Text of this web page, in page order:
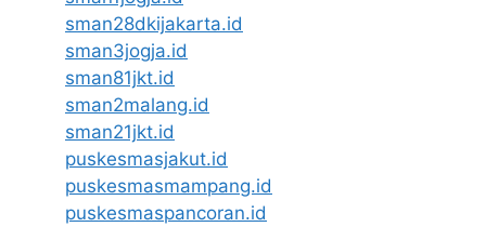
sman28dkijakarta.id
sman3jogja.id
sman81jkt.id
sman2malang.id
sman21jkt.id
puskesmasjakut.id
puskesmasmampang.id
puskesmaspancoran.id